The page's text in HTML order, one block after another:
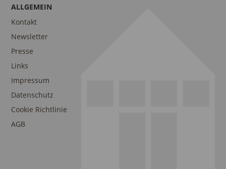
ALLGEMEIN
Kontakt
Newsletter
Presse
Links
Impressum
Datenschutz
Cookie Richtlinie
AGB